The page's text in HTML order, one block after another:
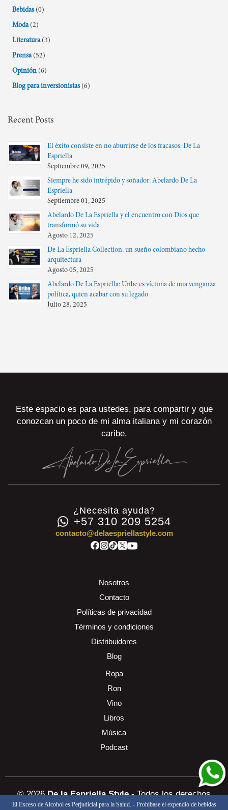
Bebidas (0)
Moda (2)
Literatura (3)
Prensa (52)
Opinión (6)
Blog para inversionistas (6)
Recent Posts
El éxito consiste en no aburrirse de los fracasos: De La
Espriella
Septiembre 09, 2025
Siempre he sido intrépido y soñador: Abelardo De La
Espriella
Septiembre 01, 2025
Abelardo De La Espriella y el encuentro con Dios que
transformó su vida
Agosto 12, 2025
De La Espriella Collection: un sueño colombiano hecho
arquitectura
Agosto 05, 2025
Abelardo De La Espriella: Uribe es víctima de una venganza
política, quien acabar con su legado
Julio 28, 2025
Este espacio es para ustedes, para compartir y que
conozcan un poco de mi alma italiana y mi corazón
caribe.
¿Necesita ayuda?
+57 310 209 5254
contacto@delaespriellastyle.com
Nosotros
Contacto
Políticas de privacidad
Términos y condiciones
Distribuidores
Blog
Ropa
Ron
Vino
Libros
Música
Podcast
El Exceso de Alcohol es Perjudicial para la Salud. - Prohíbase el expendio de bebidas
© 2026De la Espriella Style- Todos los derechos
reservadosDiseñado y programado por: